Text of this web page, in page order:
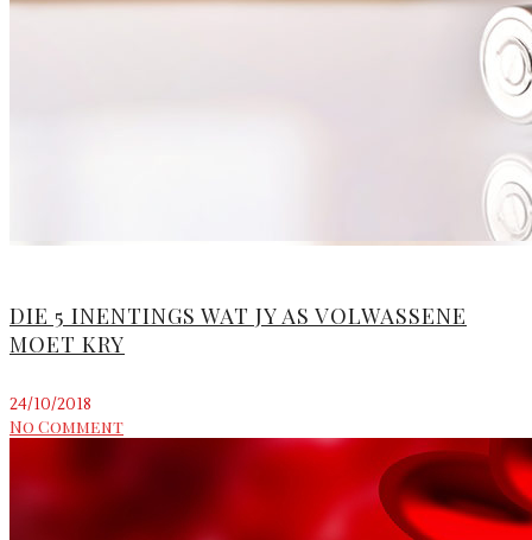
DIE 5 INENTINGS WAT JY AS VOLWASSENE
MOET KRY
24/10/2018
No Comment